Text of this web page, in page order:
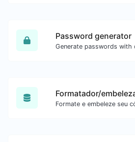
Password generator